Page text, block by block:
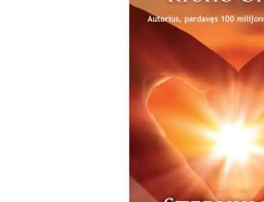
visame pasaulyje.
nualinti žmonės trokšta nors
kitokį pasaulį - tokį,
konkurencijos, prievartos,
Apie tai jiems kalba Ryuho
Jausiuosi laimingas tol, kol
Esu atsidavęs visiems